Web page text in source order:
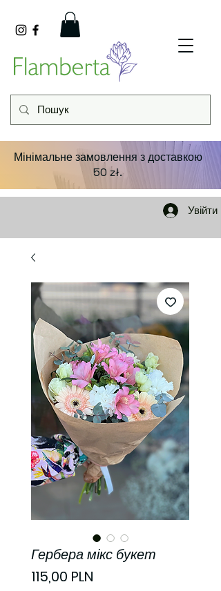
Мінімальне замовлення з доставкою
50 zł.
Увійти
Гербера мікс букет
115,00 PLN